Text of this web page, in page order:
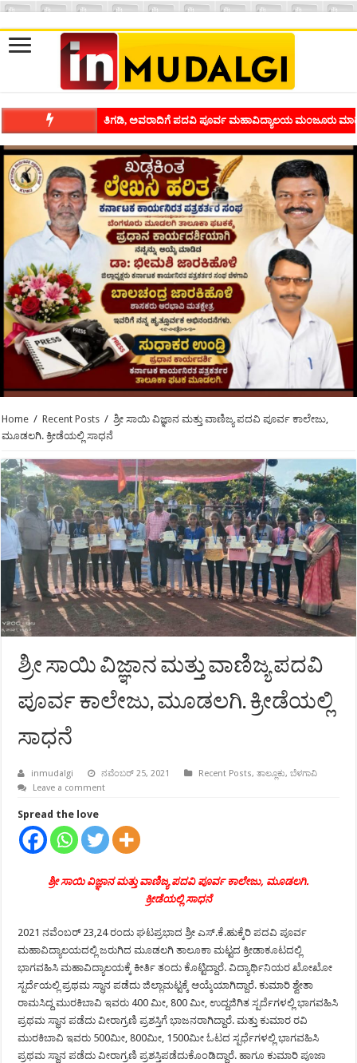
ಶಿವಾಪುರದಲ್ಲಿ ಕವಿಗೋಷ್ಠಿಯ ಸಂಭ್ರಮ ಭಾವನೆಗಳನ್ನು ಕಟ್ಟಿಕೊಡುವ
Home / Recent Posts / ಶ್ರೀ ಸಾಯಿ ವಿಜ್ಞಾನ ಮತ್ತು ವಾಣಿಜ್ಯ ಪದವಿ ಪೂರ್ವ ಕಾಲೇಜು,
ಮೂಡಲಗಿ. ಕ್ರೀಡೆಯಲ್ಲಿ ಸಾಧನೆ
ಶ್ರೀ ಸಾಯಿ ವಿಜ್ಞಾನ ಮತ್ತು ವಾಣಿಜ್ಯ ಪದವಿ
ಪೂರ್ವ ಕಾಲೇಜು, ಮೂಡಲಗಿ. ಕ್ರೀಡೆಯಲ್ಲಿ
ಸಾಧನೆ
inmudalgi ನವೆಂಬರ್ 25, 2021 Recent Posts,ತಾಲ್ಲೂಕು,ಬೆಳಗಾವಿ
Leave a comment
Spread the love
ಶ್ರೀ ಸಾಯಿ ವಿಜ್ಞಾನ ಮತ್ತು ವಾಣಿಜ್ಯ ಪದವಿ ಪೂರ್ವ ಕಾಲೇಜು, ಮೂಡಲಗಿ.
ಕ್ರೀಡೆಯಲ್ಲಿ ಸಾಧನೆ
2021 ನವೆಂಬರ್ 23,24 ರಂದು ಘಟಪ್ರಭಾದ ಶ್ರೀ ಎಸ್.ಕೆ.ಹುಕ್ಕೆರಿ ಪದವಿ ಪೂರ್ವ
ಮಹಾವಿದ್ಯಾಲಯದಲ್ಲಿ ಜರುಗಿದ ಮೂಡಲಗಿ ತಾಲೂಕಾ ಮಟ್ಟದ ಕ್ರೀಡಾಕೂಟದಲ್ಲಿ
ಭಾಗವಹಿಸಿ ಮಹಾವಿದ್ಯಾಲಯಕ್ಕೆ ಕೀರ್ತಿ ತಂದು ಕೊಟ್ಟಿದ್ದಾರೆ. ವಿದ್ಯಾರ್ಥಿನಿಯರ ಖೋಖೋ
ಸ್ಪರ್ದೆಯಲ್ಲಿ ಪ್ರಥಮ ಸ್ಥಾನ ಪಡೆದು ಜಿಲ್ಲಾಮಟ್ಟಕ್ಕೆ ಆಯ್ಕೆಯಾಗಿದ್ದಾರೆ. ಕುಮಾರಿ ಶ್ವೇತಾ
ರಾಮಸಿದ್ದ ಮುರಕಿಬಾವಿ ಇವರು 400 ಮೀ, 800 ಮೀ, ಉದ್ದಜಿಗಿತ ಸ್ಪರ್ದೆಗಳಲ್ಲಿ ಭಾಗವಹಿಸಿ
ಪ್ರಥಮ ಸ್ಥಾನ ಪಡೆದು ವೀರಾಗ್ರಣಿ ಪ್ರಶಸ್ತಿಗೆ ಭಾಜನರಾಗಿದ್ದಾರೆ. ಮತ್ತು ಕುಮಾರ ರವಿ
ಮುರಕಿಬಾವಿ ಇವರು 500ಮೀ, 800ಮೀ, 1500ಮೀ ಓಟದ ಸ್ಪರ್ಧೆಗಳಲ್ಲಿ ಭಾಗವಹಿಸಿ
ಪ್ರಥಮ ಸ್ಥಾನ ಪಡೆದು ವೀರಾಗ್ರಣಿ ಪ್ರಶಸ್ತಿಪಡೆದುಕೊಂಡಿದ್ದಾರೆ. ಹಾಗೂ ಕುಮಾರಿ ಪೂಜಾ